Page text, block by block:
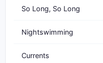
So Long, So Long
Nightswimming
Currents